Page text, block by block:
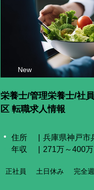
New
栄養士/管理栄養士/社
区 転職求人情報
住所
兵庫県神戸市
年収
271万～400万
正社員 土日休み 完全